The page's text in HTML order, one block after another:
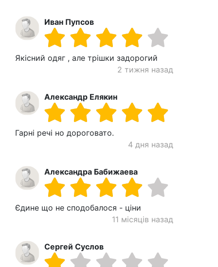
Иван Пупсов
Якісний одяг , але трішки задорогий
2 тижня назад
Александр Елякин
Гарні речі но дороговато.
4 дня назад
Александра Бабижаева
Єдине що не сподобалося - ціни
11 місяців назад
Сергей Суслов